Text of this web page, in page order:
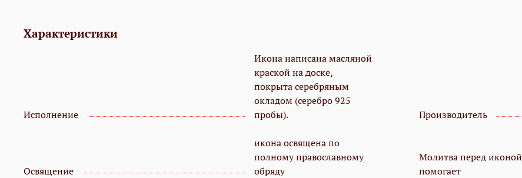
Характеристики
Исполнение
Икона написана масляной
краской на доске,
покрыта серебряным
окладом (серебро 925
пробы).
Производитель
Освящение
икона освящена по
полному православному
обряду
Молитва перед иконой
помогает